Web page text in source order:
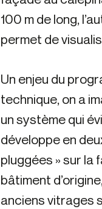
100 m de long,
permet de
Un enjeu du
technique, on a
un système qui
développe en
pluggées » sur
bâtiment
anciens vitrages